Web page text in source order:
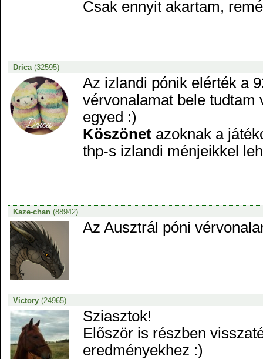
Csak ennyit akartam,
Drica(32595)
Az izlandi pónik elérték a
vérvonalamat bele tudtam
egyed :)
Köszönetazoknak a
thp-s izlandi ménjeikkel
Kaze-chan(88942)
Az Ausztrál póni
Victory(24965)
Sziasztok!
Először is részben
eredményekhez :)